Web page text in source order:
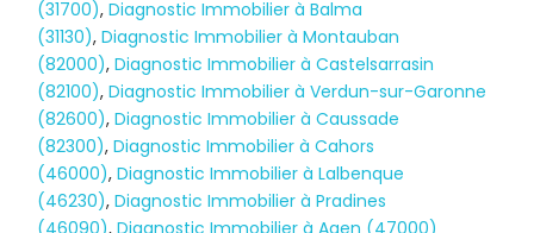
(31700),Diagnostic Immobilier à Balma
(31130),Diagnostic Immobilier à Montauban
(82000),Diagnostic Immobilier à Castelsarrasin
(82100),Diagnostic Immobilier à Verdun-sur-Garonne
(82600),Diagnostic Immobilier à Caussade
(82300),Diagnostic Immobilier à Cahors
(46000),Diagnostic Immobilier à Lalbenque
(46230),Diagnostic Immobilier à Pradines